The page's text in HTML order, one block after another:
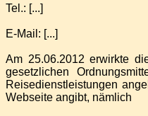
Tel.: [...]
E-Mail: [...]
Am 25.06.2012 erwirkte
gesetzlichen
Reisedienstleistungen
Webseite angibt, nämlich